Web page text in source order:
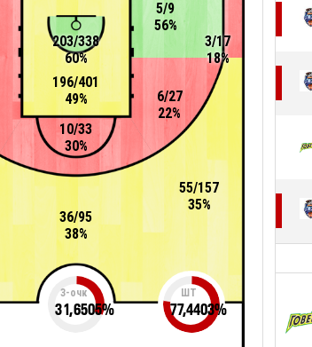
203/338
60%
196/401
49%
55/157
35%
10/33
30%
36/95
38%
6/27
22%
3/17
18%
5/9
56%
3-очк
31,6505%
ШТ
77,4403%